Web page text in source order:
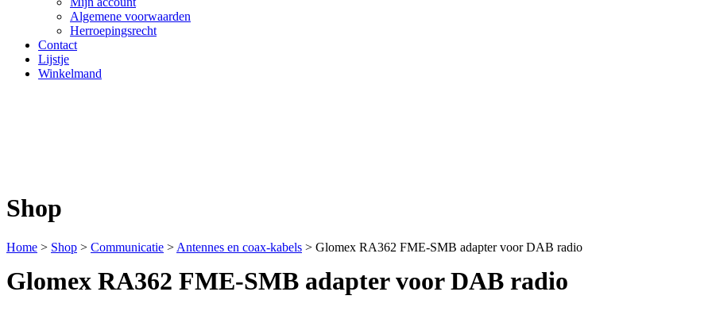
Algemene voorwaarden
Herroepingsrecht
Contact
Lijstje
Winkelmand
Shop
Home > Shop > Communicatie > Antennes en coax-kabels > Glomex RA362 FME-SMB adapter voor DAB radio
Glomex RA362 FME-SMB adapter voor DAB radio